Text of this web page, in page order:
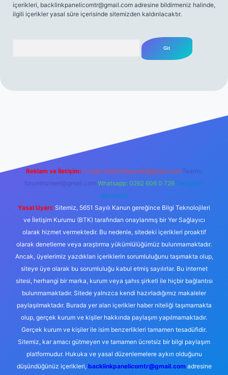
içerikleri, backlinkpanelicomtr@gmail.com adresine bildirmeniz halinde,
ilgili içerikler yasal süre içerisinde sitemizden kaldırılacaktır.
Reklam ve İletişim: E-mail: backlinkpaneli@gmail.com Teams:
forumhizmeti@gmail.com Whatsapp: 0262 606 0 726 Telegram:
@karabul
Yasal Uyarı: Sitemiz, 5651 Sayılı Kanun gereğince Bilgi Teknolojileri
ve İletişim Kurumu (BTK) tarafından onaylanmış bir Yer Sağlayıcı
olarak hizmet vermektedir. Bu nedenle, sitedeki içerikleri proaktif
olarak denetleme veya araştırma yükümlülüğümüz bulunmamaktadır.
Ancak, üyelerimiz yazdıkları içeriklerin sorumluluğunu taşımakta olup,
siteye üye olarak bu sorumluluğu kabul etmiş sayılırlar. Bu internet
sitesi, herhangi bir marka, kurum veya şahıs şirketi ile hiçbir bağlantısı
bulunmamaktadır. Sitede yalnızca kendi hazırladığımız makaleler
paylaşılmaktadır. Burada yer alan içerikler haber niteliği taşımamakta
olup, gerçek kurum ve kişiler hakkında paylaşım yapılmamaktadır.
Gerçek kurum ve kişiler ile isim benzerlikleri tamamen tesadüfidir.
Sitemiz, kar amacı gütmeyen ve tamamen ücretsiz bir bilgi paylaşım
platformudur. Hukuka ve yasal düzenlemelere aykırı olduğunu
düşündüğünüz içerikleri, backlinkpanelicomtr@gmail.comadresine